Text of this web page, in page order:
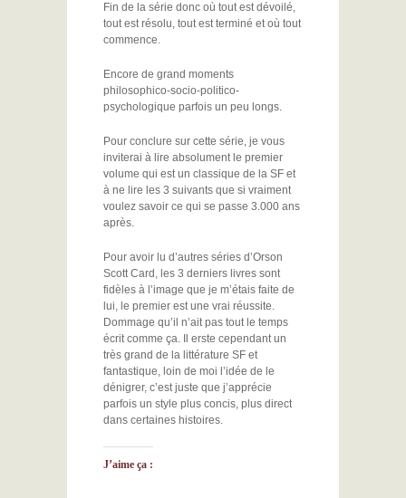
Fin de la série donc où tout est dévoilé,
tout est résolu, tout est terminé et où tout
commence.
Encore de grand moments
philosophico-socio-politico-
psychologique parfois un peu longs.
Pour conclure sur cette série, je vous
inviterai à lire absolument le premier
volume qui est un classique de la SF et
à ne lire les 3 suivants que si vraiment
voulez savoir ce qui se passe 3.000 ans
après.
Pour avoir lu d’autres séries d’Orson
Scott Card, les 3 derniers livres sont
fidèles à l’image que je m’étais faite de
lui, le premier est une vrai réussite.
Dommage qu’il n’ait pas tout le temps
écrit comme ça. Il erste cependant un
très grand de la littérature SF et
fantastique, loin de moi l’idée de le
dénigrer, c’est juste que j’apprécie
parfois un style plus concis, plus direct
dans certaines histoires.
J’aime ça :